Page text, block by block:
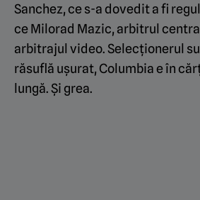
Sanchez, ce s-a dovedit a fi
ce Milorad Mazic, arbitrul
arbitrajul video. Selecționerul
răsuflă ușurat, Columbia e în
lungă. Și grea.